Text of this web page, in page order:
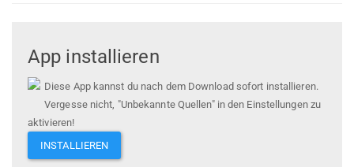
App installieren
Diese App kannst du nach dem Download sofort installieren.
Vergesse nicht, "Unbekannte Quellen" in den Einstellungen zu
aktivieren!
INSTALLIEREN